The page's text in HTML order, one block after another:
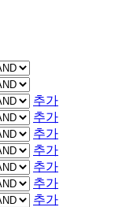
추가
추가
추가
추가
추가
추가
추가